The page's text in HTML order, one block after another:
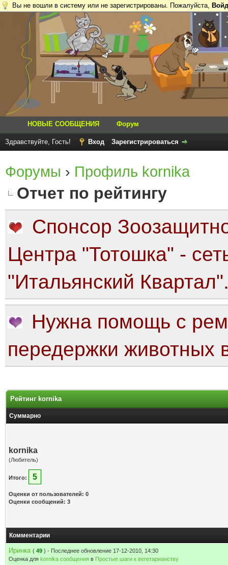
Вы не вошли в систему или не зарегистрированы. Пожалуйста,
НОВЫЕ СООБЩЕНИЯ Форум
Здравствуйте, Гость! Вход Зарегистрироваться
Форумы › Профиль kornika
Отчет по рейтингу
Спонсор
Центра "Тотошка" -
"Итальянский
Нужна помощь с
передержки животных
Рейтинг kornika
Суммарно
kornika
(Любитель)
Итого: 5
Оценки от пользователей: 0
Оценки сообщений: 3
Комментарии
Иринка ( 49 ) - Последнее обновление 17-12-2010, 14:30
Оценка для kornika сообщения в Простые шаги к вегетарианству